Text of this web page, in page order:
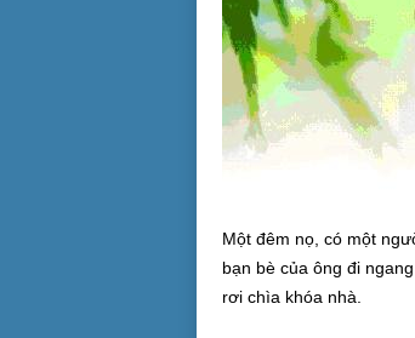
Một đêm nọ, có một
bạn bè của ông đi
rơi chìa khóa nhà.